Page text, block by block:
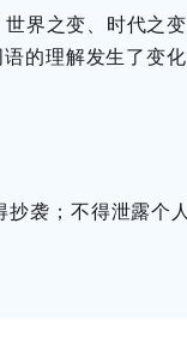
界之变、时代之
的理解发生了变
袭；不得泄露个